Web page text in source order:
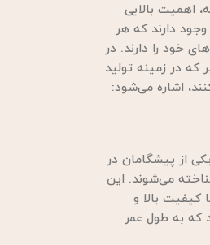
اهمیت بالایی
وجود دارند که هر
خود را دارند. در
که در زمینه تولید
اشاره می‌شود:
از پیشگامان در
می‌شوند. این
کیفیت بالا و
که به طول عمر